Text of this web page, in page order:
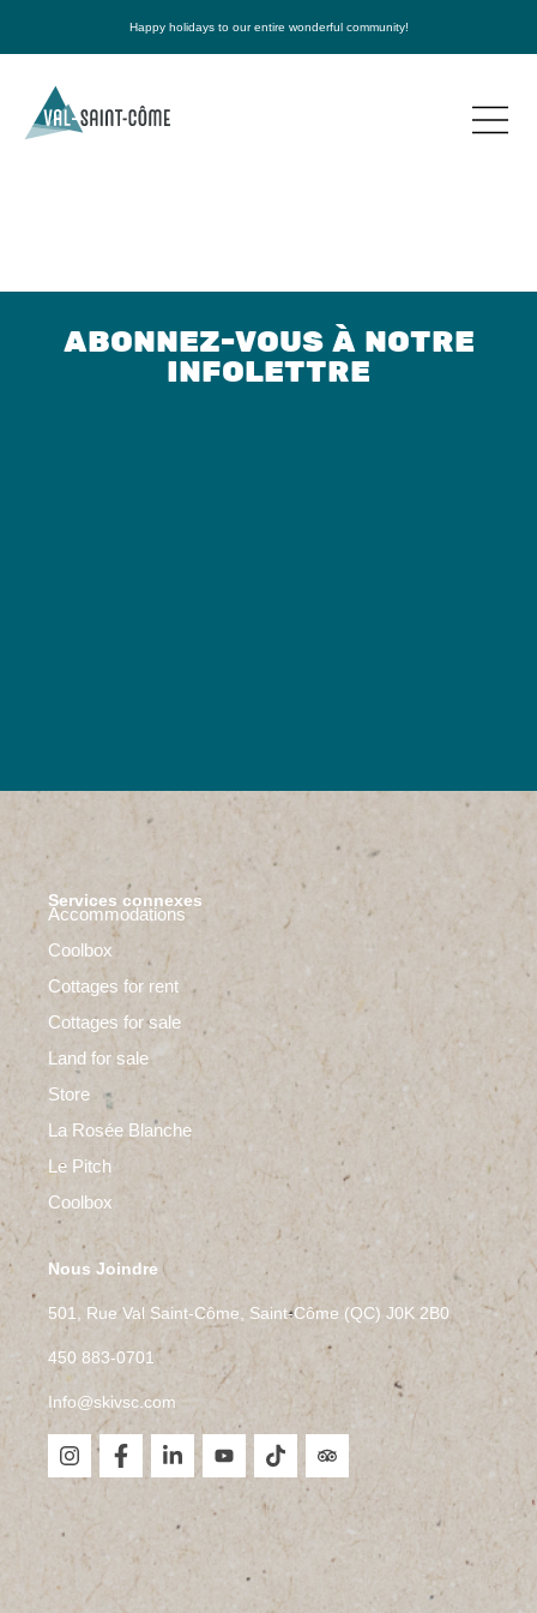
Happy holidays to our entire wonderful community!
ABONNEZ-VOUS À NOTRE
INFOLETTRE
Services connexes
Accommodations
Coolbox
Cottages for rent
Cottages for sale
Land for sale
Store
La Rosée Blanche
Le Pitch
Coolbox
Nous Joindre
501, Rue Val Saint-Côme, Saint-Côme (QC) J0K 2B0
450 883-0701
Info@skivsc.com